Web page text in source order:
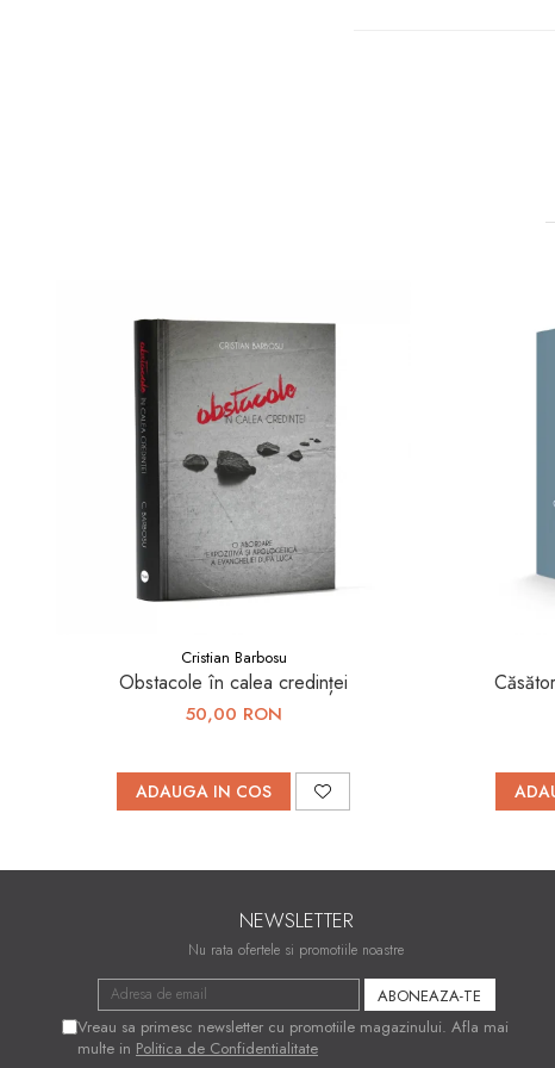
Cristian Barbosu
Obstacole în calea credinței
50,00 RON
ADAUGA IN COS
NEWSLETTER
Nu rata ofertele si promotiile noastre
Vreau sa primesc newsletter cu promotiile magazinului. Afla mai
multe in Politica de Confidentialitate